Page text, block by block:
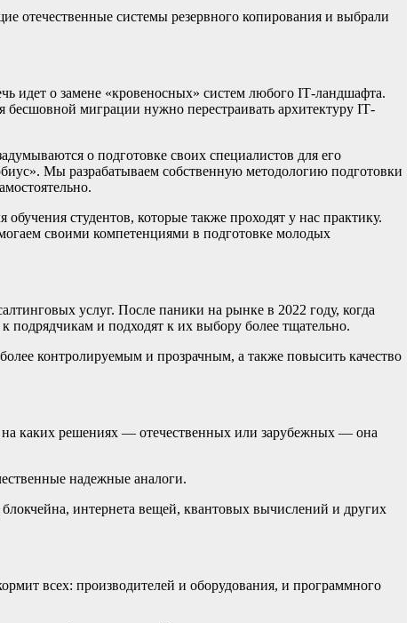
отечественные системы резервного копирования и выбрали
идет о замене «кровеносных» систем любого IТ-ландшафта.
бесшовной миграции нужно перестраивать архитектуру IТ-
о подготовке своих специалистов для его
Мы разрабатываем собственную методологию подготовки
студентов, которые также проходят у нас практику.
своими компетенциями в подготовке молодых
услуг. После паники на рынке в 2022 году, когда
подрядчикам и подходят к их выбору более тщательно.
контролируемым и прозрачным, а также повысить качество
на каких решениях — отечественных или зарубежных — она
надежные аналоги.
интернета вещей, квантовых вычислений и других
всех: производителей и оборудования, и программного